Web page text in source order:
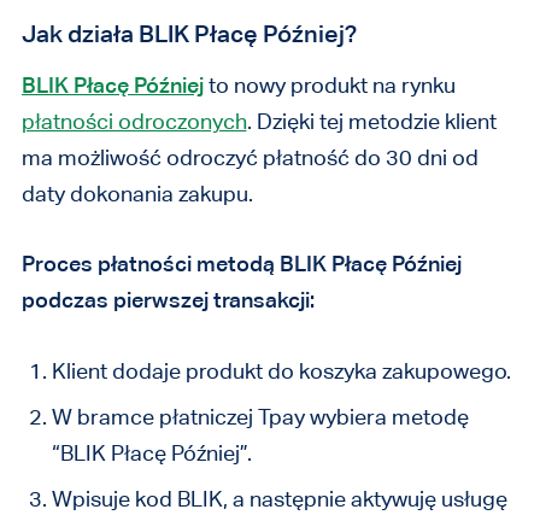
Jak działa BLIK Płacę Później?
BLIK Płacę Późniejto nowy produkt na rynku
płatności odroczonych. Dzięki tej metodzie klient
ma możliwość odroczyć płatność do 30 dni od
daty dokonania zakupu.
Proces płatności metodą BLIK Płacę Później
podczas pierwszej transakcji:
Klient dodaje produkt do koszyka zakupowego.
W bramce płatniczej Tpay wybiera metodę
“BLIK Płacę Później”.
Wpisuje kod BLIK, a następnie aktywuję usługę